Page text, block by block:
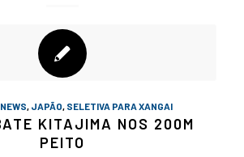
, JAPÃO, SELETIVA PARA XANGAI
KITAJIMA NOS 200M
PEITO